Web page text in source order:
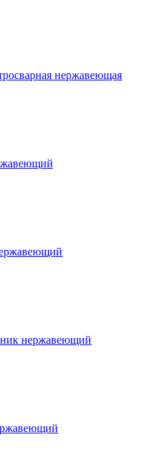
нержавеющая
нержавеющий